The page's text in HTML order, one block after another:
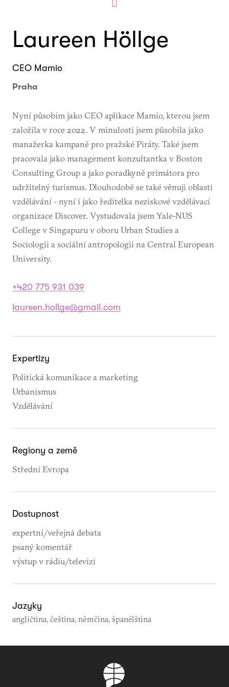
Laureen Höllge
CEO Mamio
Praha
Nyní působím jako CEO aplikace Mamio, kterou jsem
založila v roce 2022. V minulosti jsem působila jako
manažerka kampaně pro pražské Piráty. Také jsem
pracovala jako management konzultantka v Boston
Consulting Group a jako poradkyně primátora pro
udržitelný turismus. Dlouhodobě se také věnuji oblasti
vzdělávání - nyní i jako ředitelka neziskové vzdělávací
organizace Discover. Vystudovala jsem Yale-NUS
College v Singapuru v oboru Urban Studies a
Sociologii a sociální antropologii na Central European
University.
+420 775 931 039
laureen.hollge@gmail.com
Expertizy
Politická komunikace a marketing
Urbanismus
Vzdělávání
Regiony a země
Střední Evropa
Dostupnost
expertní/veřejná debata
psaný komentář
výstup v rádiu/televizi
Jazyky
angličtina, čeština, němčina, španělština